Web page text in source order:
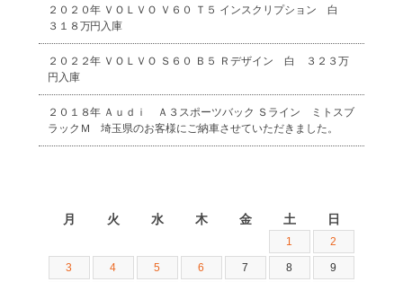
２０２０年 ＶＯＬＶＯ Ｖ６０ Ｔ５ インスクリプション 白
３１８万円入庫
２０２２年 ＶＯＬＶＯ Ｓ６０ Ｂ５ Ｒデザイン 白 ３２３万
円入庫
２０１８年 Ａｕｄｉ Ａ３スポーツバック Ｓライン ミトスブ
ラックＭ 埼玉県のお客様にご納車させていただきました。
月 火 水 木 金 土 日
1 2
3 4 5 6 7 8 9